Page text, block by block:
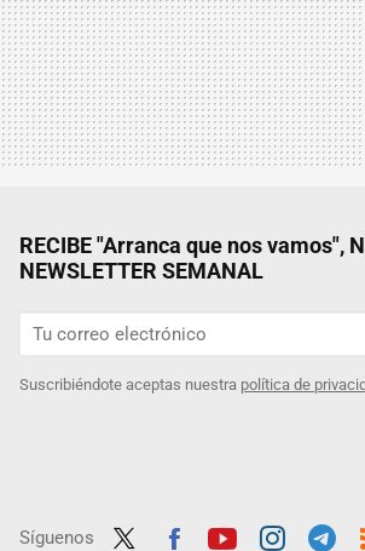
RECIBE "Arranca que nos vamos",
NEWSLETTER SEMANAL
Suscribiéndote aceptas nuestra política de
Síguenos